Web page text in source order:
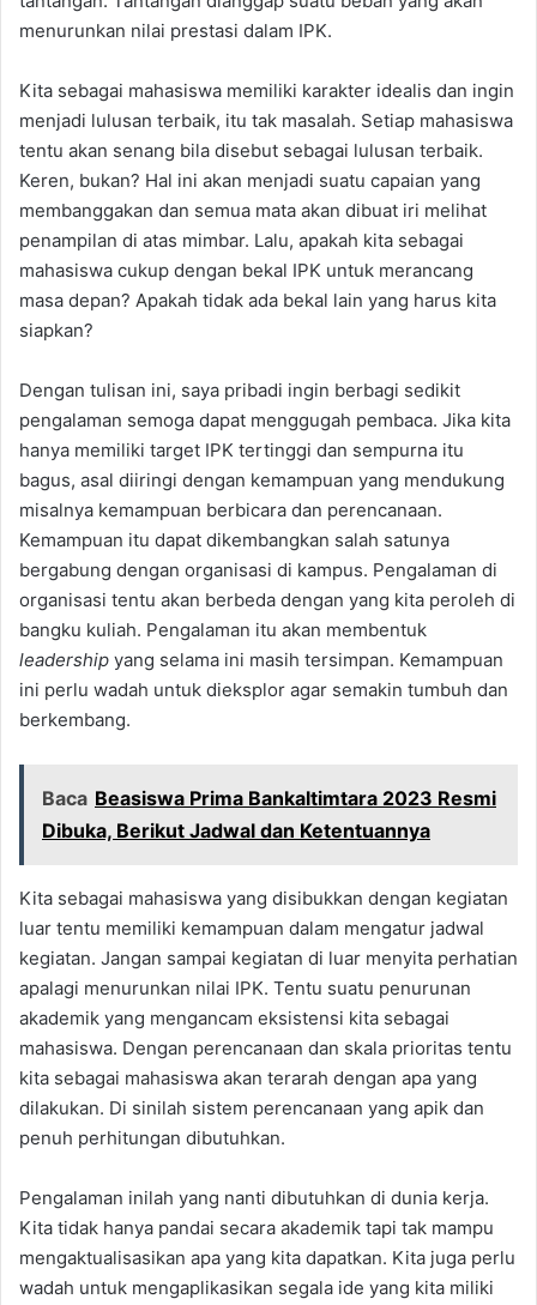
menurunkan nilai prestasi dalam IPK.
Kita sebagai mahasiswa memiliki karakter idealis dan ingin
menjadi lulusan terbaik, itu tak masalah. Setiap mahasiswa
tentu akan senang bila disebut sebagai lulusan terbaik.
Keren, bukan? Hal ini akan menjadi suatu capaian yang
membanggakan dan semua mata akan dibuat iri melihat
penampilan di atas mimbar. Lalu, apakah kita sebagai
mahasiswa cukup dengan bekal IPK untuk merancang
masa depan? Apakah tidak ada bekal lain yang harus kita
siapkan?
Dengan tulisan ini, saya pribadi ingin berbagi sedikit
pengalaman semoga dapat menggugah pembaca. Jika kita
hanya memiliki target IPK tertinggi dan sempurna itu
bagus, asal diiringi dengan kemampuan yang mendukung
misalnya kemampuan berbicara dan perencanaan.
Kemampuan itu dapat dikembangkan salah satunya
bergabung dengan organisasi di kampus. Pengalaman di
organisasi tentu akan berbeda dengan yang kita peroleh di
bangku kuliah. Pengalaman itu akan membentuk
leadership yang selama ini masih tersimpan. Kemampuan
ini perlu wadah untuk dieksplor agar semakin tumbuh dan
berkembang.
Baca Beasiswa Prima Bankaltimtara 2023 Resmi
Dibuka, Berikut Jadwal dan Ketentuannya
Kita sebagai mahasiswa yang disibukkan dengan kegiatan
luar tentu memiliki kemampuan dalam mengatur jadwal
kegiatan. Jangan sampai kegiatan di luar menyita perhatian
apalagi menurunkan nilai IPK. Tentu suatu penurunan
akademik yang mengancam eksistensi kita sebagai
mahasiswa. Dengan perencanaan dan skala prioritas tentu
kita sebagai mahasiswa akan terarah dengan apa yang
dilakukan. Di sinilah sistem perencanaan yang apik dan
penuh perhitungan dibutuhkan.
Pengalaman inilah yang nanti dibutuhkan di dunia kerja.
Kita tidak hanya pandai secara akademik tapi tak mampu
mengaktualisasikan apa yang kita dapatkan. Kita juga perlu
wadah untuk mengaplikasikan segala ide yang kita miliki